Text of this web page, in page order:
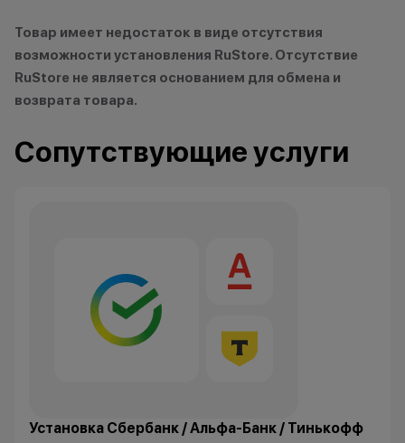
Товар имеет недостаток в виде отсутствия
возможности установления RuStore. Отсутствие
RuStore не является основанием для обмена и
возврата товара.
Сопутствующие услуги
Установка Сбербанк / Альфа-Банк / Тинькофф